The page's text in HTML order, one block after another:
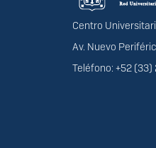
Centro
Av. Nuevo
Teléfono: +52